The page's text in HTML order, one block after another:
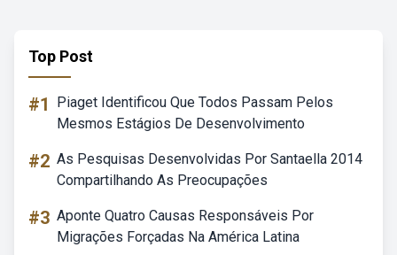
Top Post
#1
Piaget Identificou Que Todos Passam Pelos
Mesmos Estágios De Desenvolvimento
#2 As Pesquisas Desenvolvidas Por Santaella 2014
Compartilhando As Preocupações
#3 Aponte Quatro Causas Responsáveis Por
Migrações Forçadas Na América Latina